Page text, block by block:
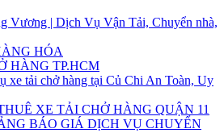
Vương | Dịch Vụ Vận Tải, Chuyển nhà,
HÓA
HÀNG TP.HCM
xe tải chở hàng tại Củ Chi An Toàn, Uy
XE TẢI CHỞ HÀNG QUẬN 11
BÁO GIÁ DỊCH VỤ CHUYỂN